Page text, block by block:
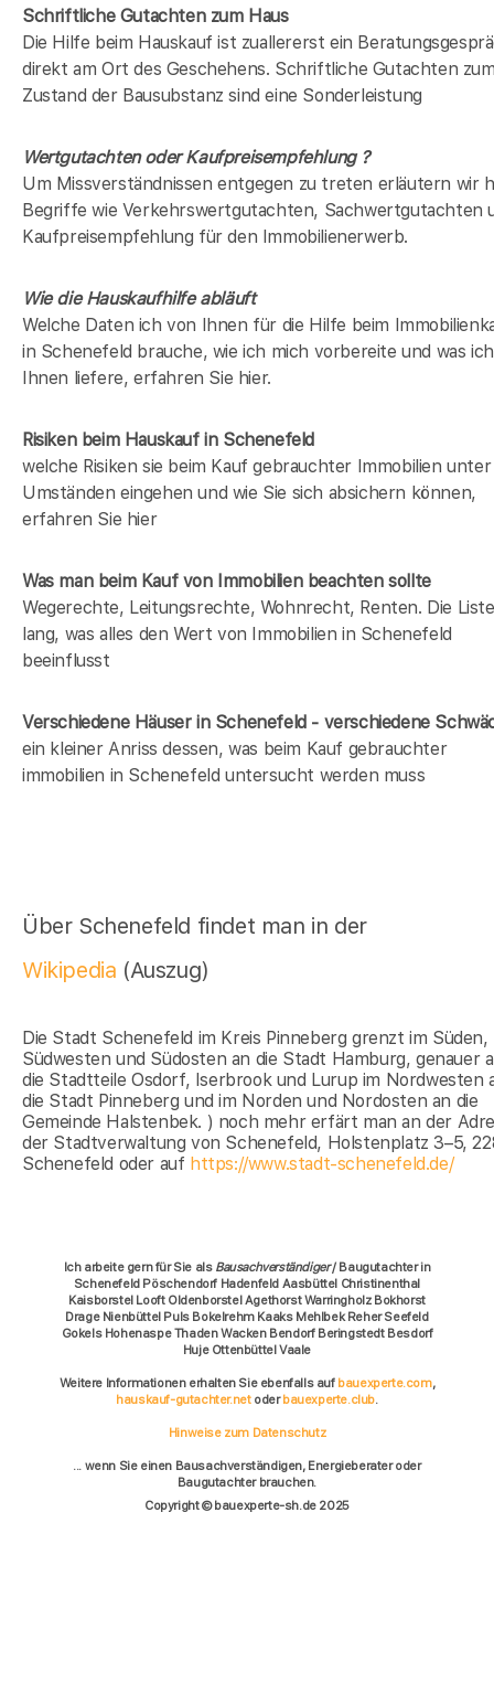
Schriftliche Gutachten zum Haus
Die Hilfe beim Hauskauf ist zuallererst ein
direkt am Ort des Geschehens. Schriftliche Gutachten
Zustand der Bausubstanz sind eine Sonderleistung
Wertgutachten oder Kaufpreisempfehlung ?
Um Missverständnissen entgegen zu treten erläutern wir
Begriffe wie Verkehrswertgutachten, Sachwertgutachten
Kaufpreisempfehlung für den Immobilienerwerb.
Wie die Hauskaufhilfe abläuft
Welche Daten ich von Ihnen für die Hilfe beim
in Schenefeld brauche, wie ich mich vorbereite und was ich
Ihnen liefere, erfahren Sie hier.
Risiken beim Hauskaufin Schenefeld
welche Risiken sie beim Kauf gebrauchter Immobilien unter
Umständen eingehen und wie Sie sich absichern können,
erfahren Sie hier
Was man beim Kauf von Immobilien beachten sollte
Wegerechte, Leitungsrechte, Wohnrecht, Renten. Die
lang, was alles den Wert von Immobilien in Schenefeld
beeinflusst
Verschiedene Häuser in Schenefeld - verschiedene
ein kleiner Anriss dessen, was beim Kauf gebrauchter
immobilien in Schenefeld untersucht werden muss
Über Schenefeld findet man in der
Wikipedia (Auszug)
Die Stadt Schenefeld im Kreis Pinneberg grenzt im Süden,
Südwesten und Südosten an die Stadt Hamburg, genauer
die Stadtteile Osdorf, Iserbrook und Lurup im Nordwesten
die Stadt Pinneberg und im Norden und Nordosten an die
Gemeinde Halstenbek. ) noch mehr erfärt man an der
der Stadtverwaltung von Schenefeld, Holstenplatz 3–5,
Schenefeld oder auf https://www.stadt-schenefeld.de/
Ich arbeite gern für Sie als Bausachverständiger/ Baugutachter in
Schenefeld Pöschendorf Hadenfeld Aasbüttel Christinenthal
Kaisborstel Looft Oldenborstel Agethorst Warringholz Bokhorst
Drage Nienbüttel Puls Bokelrehm Kaaks Mehlbek Reher Seefeld
Gokels Hohenaspe Thaden Wacken Bendorf Beringstedt Besdorf
Huje Ottenbüttel Vaale
Weitere Informationen erhalten Sie ebenfalls auf bauexperte.com,
hauskauf-gutachter.netoderbauexperte.club.
Hinweise zum Datenschutz
... wenn Sie einen Bausachverständigen, Energieberater oder
Baugutachter brauchen.
Copyright © bauexperte-sh.de 2025